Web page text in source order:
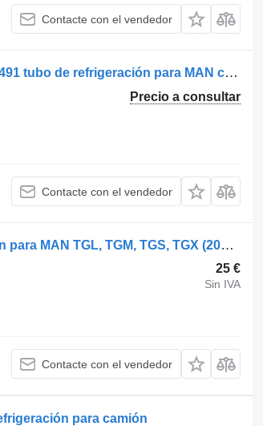
Contacte con el vendedor
MAN TGS / D2066 Tubo de Aspiração de Ar 81082010491 tubo de refrigeración para MAN camión
Precio a consultar
Contacte con el vendedor
MAN TGX 18.440 (01.07-) 023.432 tubo de refrigeración para MAN TGL, TGM, TGS, TGX (2005-2021) camión
25 €
Sin IVA
Contacte con el vendedor
para camión